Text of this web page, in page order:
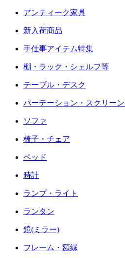
アンティーク家具
新入荷商品
手仕事アイテム特集
棚・ラック・シェルフ等
テーブル・デスク
パーテーション・スクリー
ソファ
椅子・チェア
ベッド
時計
ランプ・ライト
ランタン
鏡(ミラー)
フレーム・額縁